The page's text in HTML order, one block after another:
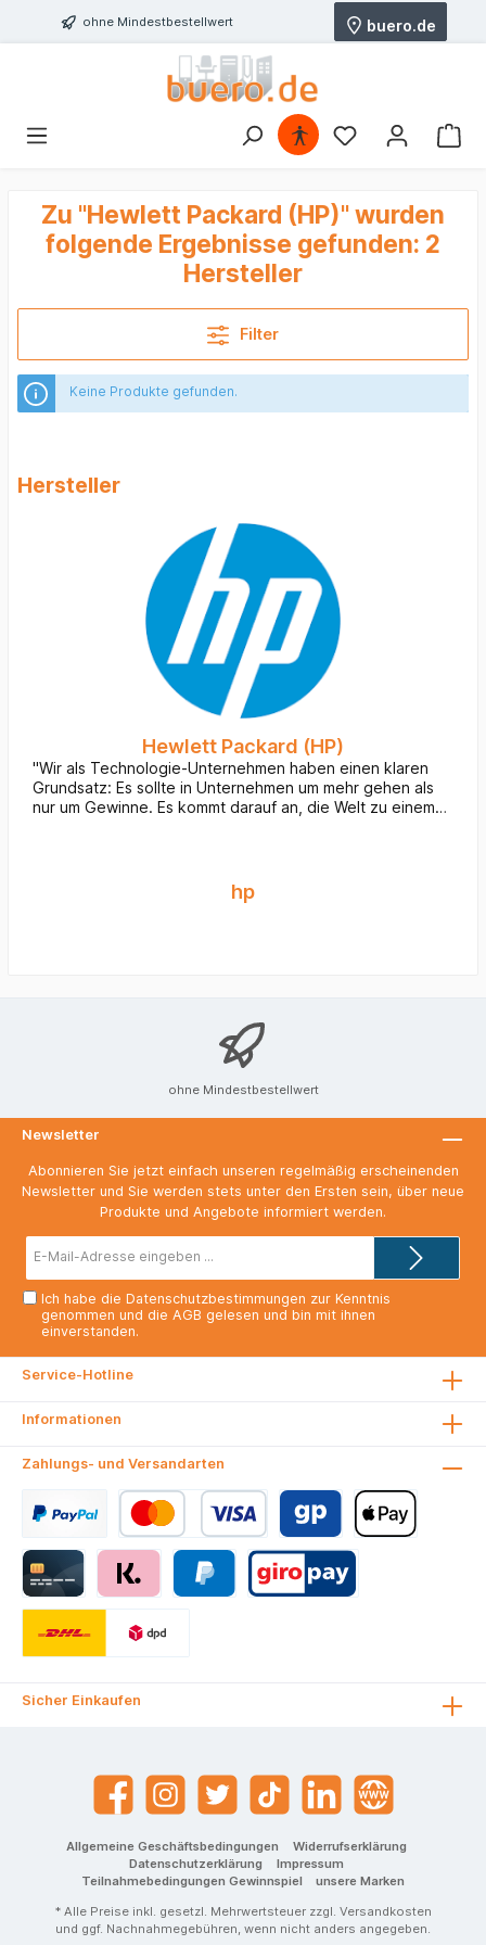
ohne Mindestbestellwert buero.de
Zu "Hewlett Packard (HP)" wurden
folgende Ergebnisse gefunden: 2
Hersteller
Filter
Keine Produkte gefunden.
Hersteller
Hewlett Packard (HP)
"Wir als Technologie-Unternehmen haben einen klaren
Grundsatz: Es sollte in Unternehmen um mehr gehen als
nur um Gewinne. Es kommt darauf an, die Welt zu einem
eine Welt, in der jede Innovation ihren Beitrag zu mehr
Inspirierende Ideen kann jeder Mensch an jedem Ort und
unsere Welt nachhaltig zum Positiven zu
hp
ohne Mindestbestellwert
Newsletter
Abonnieren Sie jetzt einfach unseren regelmäßig erscheinenden
Newsletter und Sie werden stets unter den Ersten sein, über neue
Produkte und Angebote informiert werden.
Mail-
Ich habe die Datenschutzbestimmungen zur Kenntnis
genommen und die AGB gelesen und bin mit ihnen
einverstanden.
Service-Hotline
Informationen
Zahlungs- und Versandarten
Sicher Einkaufen
Allgemeine Geschäftsbedingungen
Widerrufserklärung
Datenschutzerklärung
Impressum
Teilnahmebedingungen Gewinnspiel
unsere Marken
* Alle Preise inkl. gesetzl. Mehrwertsteuer zzgl. Versandkosten
und ggf. Nachnahmegebühren, wenn nicht anders angegeben.